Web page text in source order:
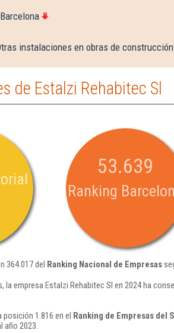
instalaciones en obras de construcción
de Estalzi Rehabitec Sl
53.639
Ranking
364.017 del Ranking Nacional de Empresas
la empresa Estalzi Rehabitec Sl en 2024 ha
posición 1.816 en el Ranking de Empresas
año 2023.